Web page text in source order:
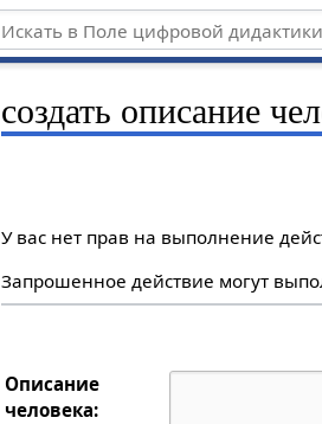
создать описание
У вас нет прав на выполнение
Запрошенное действие могут
Описание
человека: